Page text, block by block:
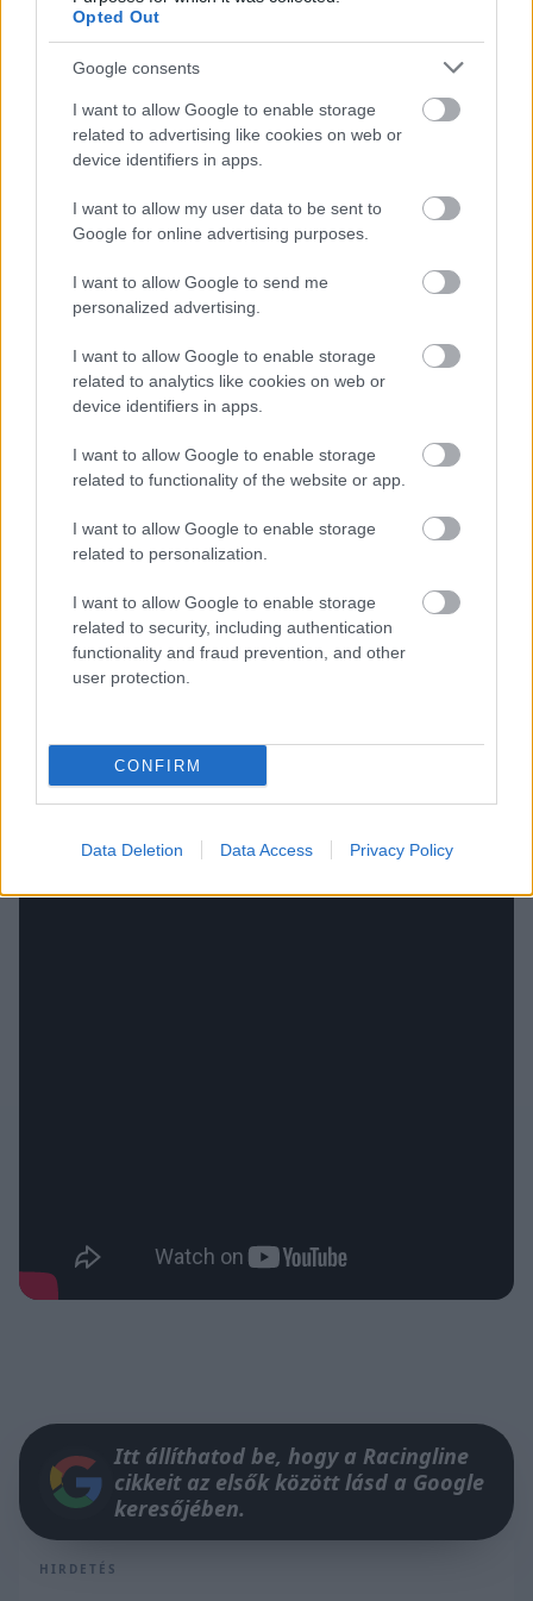
Opted Out
Google consents
I want to allow Google to enable storage
related to advertising like cookies on web or
device identifiers in apps.
I want to allow my user data to be sent to
Google for online advertising purposes.
I want to allow Google to send me
personalized advertising.
I want to allow Google to enable storage
related to analytics like cookies on web or
device identifiers in apps.
I want to allow Google to enable storage
related to functionality of the website or app.
I want to allow Google to enable storage
related to personalization.
I want to allow Google to enable storage
related to security, including authentication
functionality and fraud prevention, and other
user protection.
CONFIRM
Data Deletion Data Access Privacy Policy
évben egyébként a szezon végén is
ünnepelhetett, hiszen megszerezte pályafutása
első, és mint később kiderült, egyetlen
világbajnoki címét. Érdekesség, hogy ugyanúgy
évet, mint most Elfyn Evans…
Itt állíthatod be, hogy a Racingline
cikkeit az elsők között lásd a Google
keresőjében.
HIRDETÉS